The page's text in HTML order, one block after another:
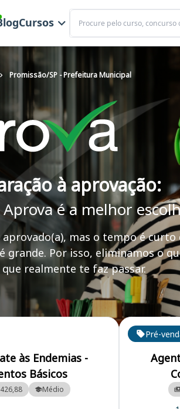
Cursos
Buscar
Promissão/SP - Prefeitura Municipal
à aprovação:
é a melhor
aprovado(a), mas o tempo é curto
grande. Por isso, eliminamos o
realmente te faz passar.
SP - Prefeitura Municipal
no concurso
às Endemias -
Básicos
Médio
Pré-